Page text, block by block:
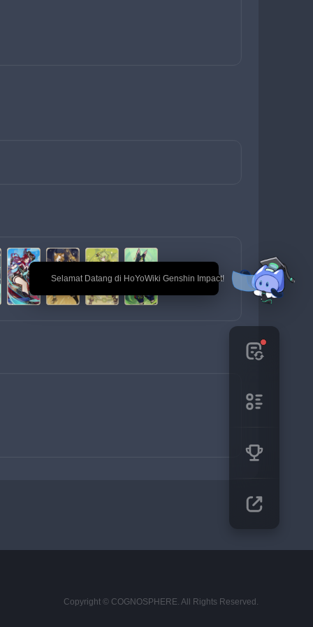
🎉 Selamat Datang di HoYoWiki Genshin Impact!
Copyright © COGNOSPHERE. All Rights Reserved.